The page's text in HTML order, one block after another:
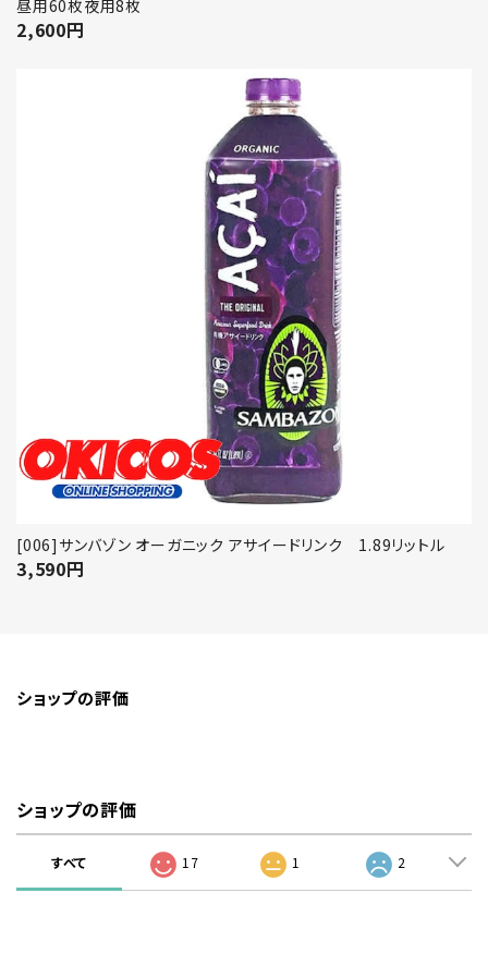
昼用60枚夜用8枚
2,600円
[006]サンバゾン オーガニック アサイードリンク 1.89リットル
3,590円
ショップの評価
ショップの評価
すべて 17 1 2